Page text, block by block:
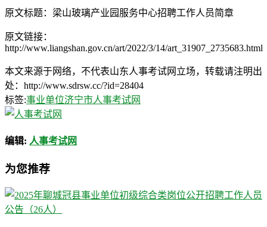
原文标题：梁山玻璃产业园服务中心招聘工作人员简章
原文链接：
http://www.liangshan.gov.cn/art/2022/3/14/art_31907_2735683.html
本文来源于网络，不代表山东人事考试网立场，转载请注明出
处：http://www.sdrsw.cc/?id=28404
标签:事业单位济宁市人事考试网
编辑: 人事考试网
为您推荐